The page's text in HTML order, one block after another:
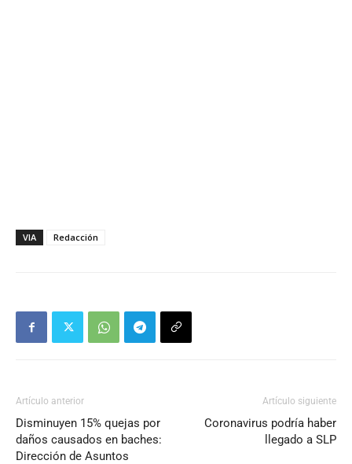
VIA Redacción
Artículo anterior
Disminuyen 15% quejas por
daños causados en baches:
Dirección de Asuntos
Artículo siguiente
Coronavirus podría haber
llegado a SLP